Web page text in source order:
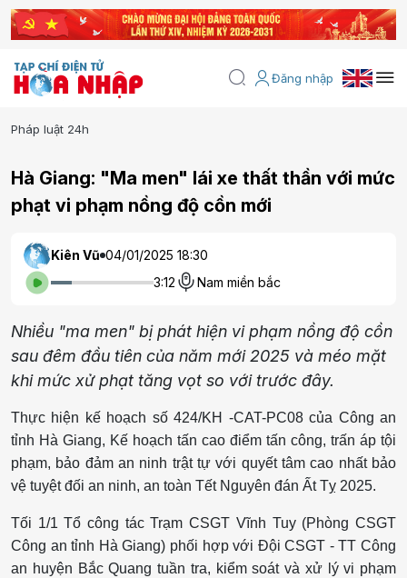
Đăng nhập
Pháp luật 24h
Hà Giang: "Ma men" lái xe thất thần với mức
phạt vi phạm nồng độ cồn mới
Kiên Vũ 04/01/2025 18:30
3:12
Nam miền bắc
Nhiều "ma men" bị phát hiện vi phạm nồng độ cồn
sau đêm đầu tiên của năm mới 2025 và méo mặt
khi mức xử phạt tăng vọt so với trước đây.
Thực hiện kế hoạch số 424/KH -CAT-PC08 của Công an
tỉnh Hà Giang, Kế hoạch tấn cao điểm tấn công, trấn áp tội
phạm, bảo đảm an ninh trật tự với quyết tâm cao nhất bảo
vệ tuyệt đối an ninh, an toàn Tết Nguyên đán Ất Tỵ 2025.
Tối 1/1 Tổ công tác Trạm CSGT Vĩnh Tuy (Phòng CSGT
Công an tỉnh Hà Giang) phối hợp với Đội CSGT - TT Công
an huyện Bắc Quang tuần tra, kiểm soát và xử lý vi phạm